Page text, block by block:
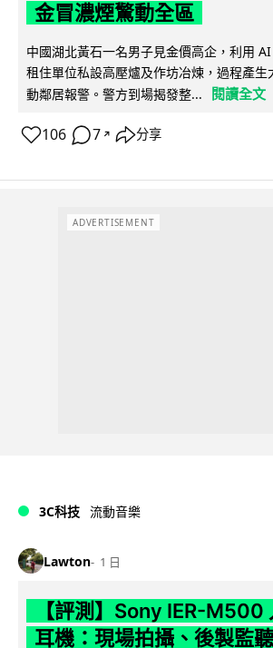
金冒濃煙驚動全區
中國湖北黃石一名男子見金價高企，利用
租住單位私設高壓爐及作坊冶煉，過程產生
動鄰居報警。警方到場揭發整...
閱讀全文
106 7 ↗ 分享
ADVERTISEMENT
3C科技 流動音樂
Lawton 1 日
【評測】Sony IER-M500
耳機：現場拍攝、後製監